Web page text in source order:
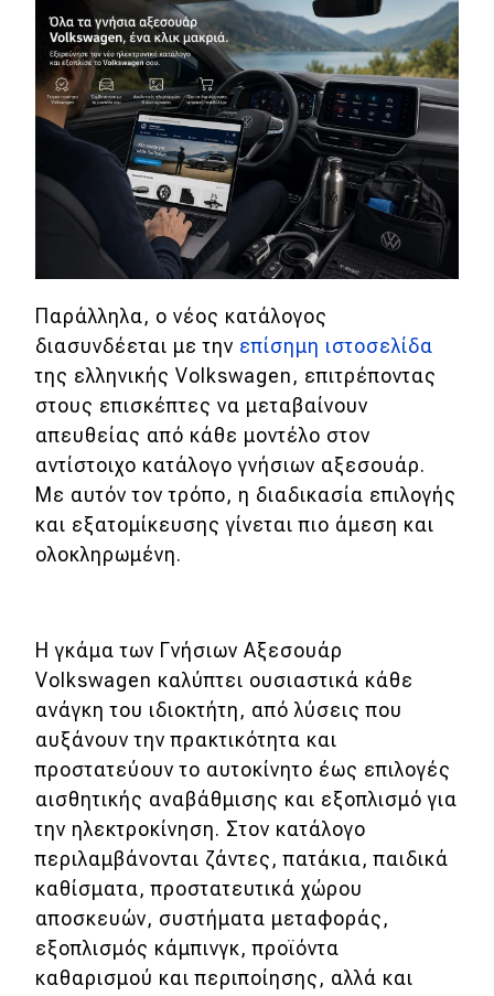
MOTO
Μεταχειρισμένο
Οδηγός αγοράς
Συμβουλές
Συμβουλές
ΚΤΕΟ
Οδική βοήθεια
eDRIVE
DRIVE USED
Παράλληλα, ο νέος κατάλογος
διασυνδέεται με την επίσημη ιστοσελίδα
της ελληνικής Volkswagen, επιτρέποντας
στους επισκέπτες να μεταβαίνουν
απευθείας από κάθε μοντέλο στον
αντίστοιχο κατάλογο γνήσιων αξεσουάρ.
Με αυτόν τον τρόπο, η διαδικασία επιλογής
και εξατομίκευσης γίνεται πιο άμεση και
ολοκληρωμένη.
Η γκάμα των Γνήσιων Αξεσουάρ
Volkswagen καλύπτει ουσιαστικά κάθε
ανάγκη του ιδιοκτήτη, από λύσεις που
αυξάνουν την πρακτικότητα και
προστατεύουν το αυτοκίνητο έως επιλογές
αισθητικής αναβάθμισης και εξοπλισμό για
την ηλεκτροκίνηση. Στον κατάλογο
περιλαμβάνονται ζάντες, πατάκια, παιδικά
καθίσματα, προστατευτικά χώρου
αποσκευών, συστήματα μεταφοράς,
εξοπλισμός κάμπινγκ, προϊόντα
καθαρισμού και περιποίησης, αλλά και